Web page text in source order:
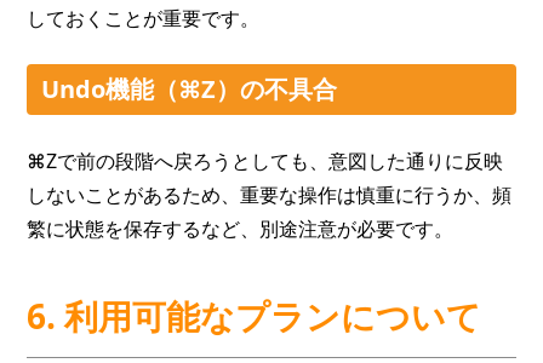
しておくことが重要です。
Undo機能（⌘Z）の不具合
⌘Zで前の段階へ戻ろうとしても、意図した通りに反映
しないことがあるため、重要な操作は慎重に行うか、頻
繁に状態を保存するなど、別途注意が必要です。
6. 利用可能なプランについて